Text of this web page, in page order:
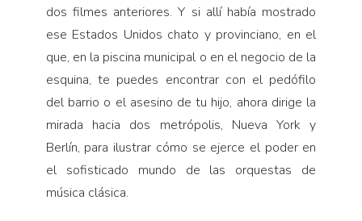
dos filmes anteriores. Y si allí había mostrado
ese Estados Unidos chato y provinciano, en el
que, en la piscina municipal o en el negocio de la
esquina, te puedes encontrar con el pedófilo
del barrio o el asesino de tu hijo, ahora diri­ge la
mirada hacia dos metrópolis, Nueva York y
Berlín, para ilustrar cómo se ejerce el poder en
el sofis­ticado mundo de las orquestas de
música clásica.